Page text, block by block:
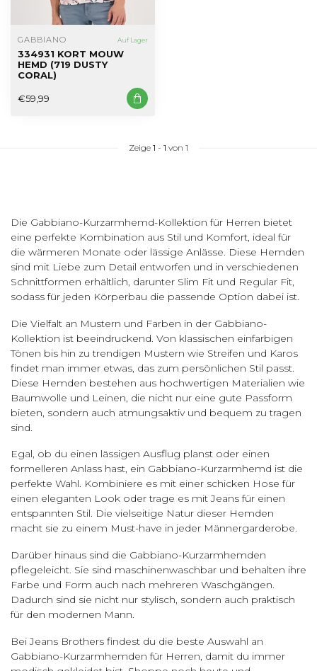
GABBIANO Auf Lager
334931 KORT MOUW
HEMD (719 DUSTY
CORAL)
€59,99
Zeige 1 - 1 von 1
Die Gabbiano-Kurzarmhemd-Kollektion für Herren bietet
eine perfekte Kombination aus Stil und Komfort, ideal für
die wärmeren Monate oder lässige Anlässe. Diese Hemden
sind mit Liebe zum Detail entworfen und in verschiedenen
Schnittformen erhältlich, darunter Slim Fit und Regular Fit,
sodass für jeden Körperbau die passende Option dabei ist.
Die Vielfalt an Mustern und Farben in der Gabbiano-
Kollektion ist beeindruckend. Von klassischen einfarbigen
Tönen bis hin zu trendigen Mustern wie Streifen und Karos
findet man immer etwas, das zum persönlichen Stil passt.
Diese Hemden bestehen aus hochwertigen Materialien wie
Baumwolle und Leinen, die nicht nur eine gute Passform
bieten, sondern auch atmungsaktiv und bequem zu tragen
sind.
Egal, ob du einen lässigen Ausflug planst oder einen
formelleren Anlass hast, ein Gabbiano-Kurzarmhemd ist die
perfekte Wahl. Kombiniere es mit einer schicken Hose für
einen eleganten Look oder trage es mit Jeans für einen
entspannten Stil. Die vielseitige Natur dieser Hemden
macht sie zu einem Must-have in jeder Männergarderobe.
Darüber hinaus sind die Gabbiano-Kurzarmhemden
pflegeleicht. Sie sind maschinenwaschbar und behalten ihre
Farbe und Form auch nach mehreren Waschgängen.
Dadurch sind sie nicht nur stylisch, sondern auch praktisch
für den modernen Mann.
Bei Jeans Brothers findest du die beste Auswahl an
Gabbiano-Kurzarmhemden für Herren, damit du immer